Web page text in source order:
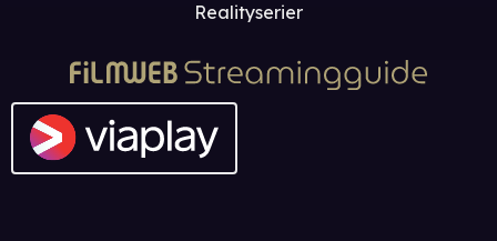
Realityserier